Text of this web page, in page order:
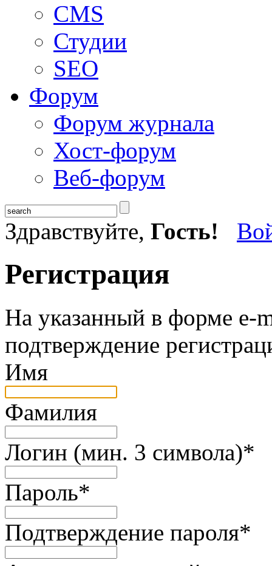
CMS
Студии
SEO
Форум
Форум журнала
Хост-форум
Веб-форум
Здравствуйте, Гость!
Регистрация
На указанный в форме e-
подтверждение
Имя
Фамилия
Логин (мин. 3 символа)*
Пароль*
Подтверждение пароля*